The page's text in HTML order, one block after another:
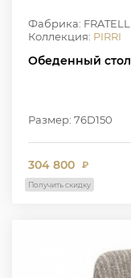
Фабрика:
Коллекция: PIRRI
Обеденный
Размер: 76D150
304 800 ₽
Получить скидку